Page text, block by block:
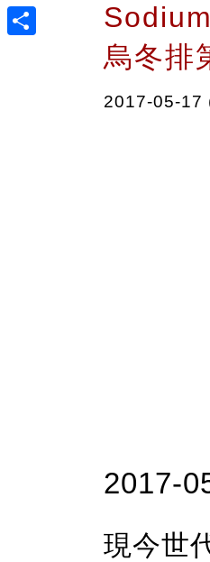
Pinterest
烏冬排
2017-05-17
2017-
現今世